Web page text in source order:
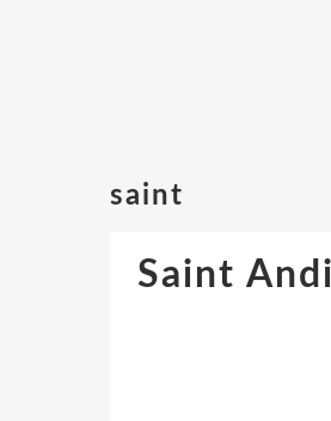
saint
Saint